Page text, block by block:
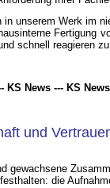
in unserem Werk im
Fertigung
schnell reagieren
KS News --- KS
und
gewachsene
die